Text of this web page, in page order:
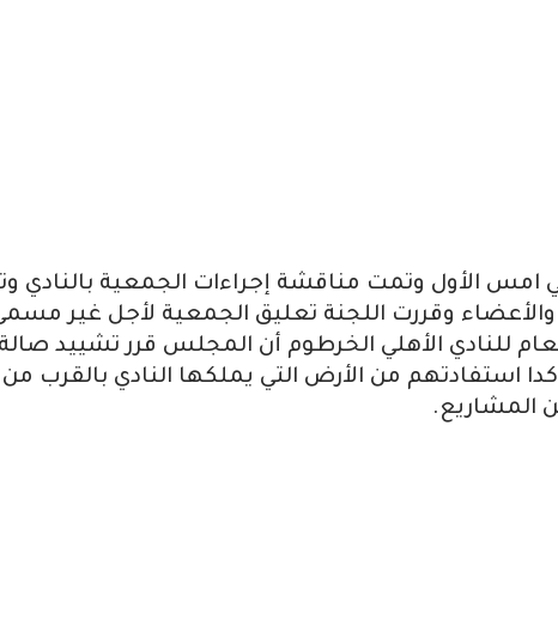
امس الأول وتمت مناقشة إجراءات الجمعية بالنادي
والأعضاء وقررت اللجنة تعليق الجمعية لأجل غير
للنادي الأهلي الخرطوم أن المجلس قرر تشييد
استفادتهم من الأرض التي يملكها النادي بالقرب من
المشاريع.